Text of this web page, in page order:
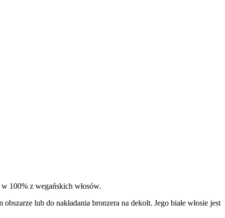
100% z wegańskich włosów.
lub do nakładania bronzera na dekolt. Jego białe włosie jest